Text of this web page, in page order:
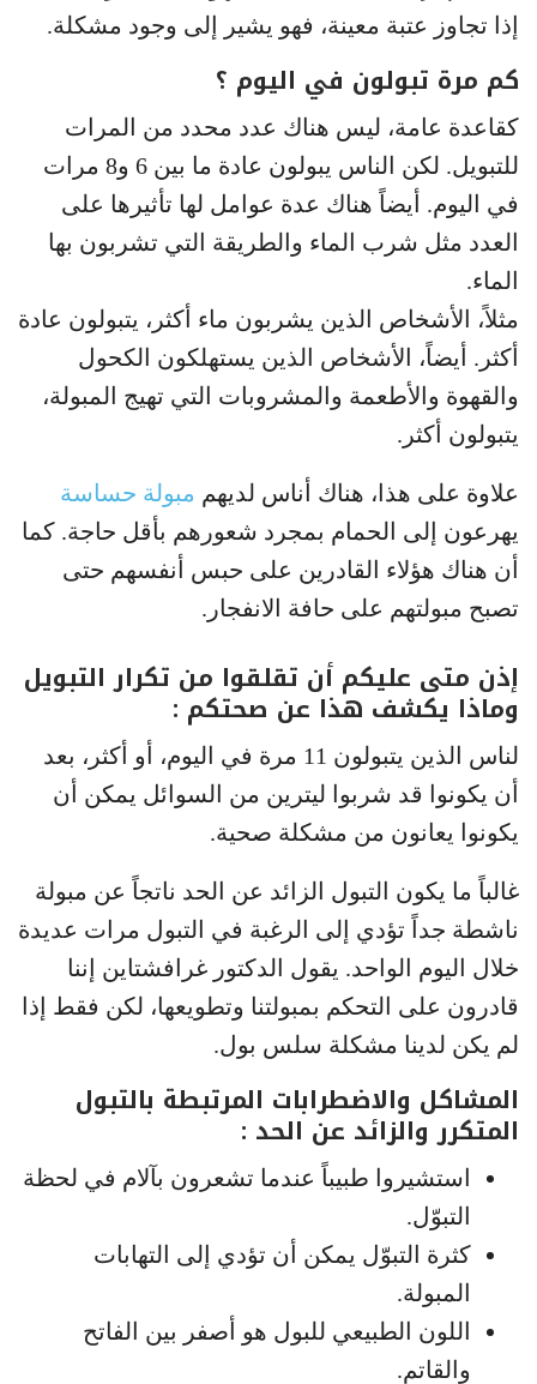
إذا تجاوز عتبة معينة، فهو يشير إلى وجود مشكلة.
كم مرة تبولون في اليوم ؟
كقاعدة عامة، ليس هناك عدد محدد من المرات
للتبويل. لكن الناس يبولون عادة ما بين 6 و8 مرات
في اليوم. أيضاً هناك عدة عوامل لها تأثيرها على
العدد مثل شرب الماء والطريقة التي تشربون بها
الماء.
مثلاً، الأشخاص الذين يشربون ماء أكثر، يتبولون عادة
أكثر. أيضاً، الأشخاص الذين يستهلكون الكحول
والقهوة والأطعمة والمشروبات التي تهيج المبولة،
يتبولون أكثر.
علاوة على هذا، هناك أناس لديهم مبولة حساسة
يهرعون إلى الحمام بمجرد شعورهم بأقل حاجة. كما
أن هناك هؤلاء القادرين على حبس أنفسهم حتى
تصبح مبولتهم على حافة الانفجار.
إذن متى عليكم أن تقلقوا من تكرار التبويل
وماذا يكشف هذا عن صحتكم :
لناس الذين يتبولون 11 مرة في اليوم، أو أكثر، بعد
أن يكونوا قد شربوا ليترين من السوائل يمكن أن
يكونوا يعانون من مشكلة صحية.
غالباً ما يكون التبول الزائد عن الحد ناتجاً عن مبولة
ناشطة جداً تؤدي إلى الرغبة في التبول مرات عديدة
خلال اليوم الواحد. يقول الدكتور غرافشتاين إننا
قادرون على التحكم بمبولتنا وتطويعها، لكن فقط إذا
لم يكن لدينا مشكلة سلس بول.
المشاكل والاضطرابات المرتبطة بالتبول
المتكرر والزائد عن الحد :
استشيروا طبيباً عندما تشعرون بآلام في لحظة
التبوّل.
كثرة التبوّل يمكن أن تؤدي إلى التهابات
المبولة.
اللون الطبيعي للبول هو أصفر بين الفاتح
والقاتم.